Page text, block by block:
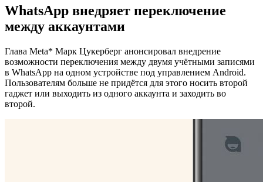
WhatsApp внедряет переключение
между аккаунтами
Глава Meta* Марк Цукерберг анонсировал внедрение
возможности переключения между двумя учётными записями
в WhatsApp на одном устройстве под управлением Android.
Пользователям больше не придётся для этого носить второй
гаджет или выходить из одного аккаунта и заходить во
второй.